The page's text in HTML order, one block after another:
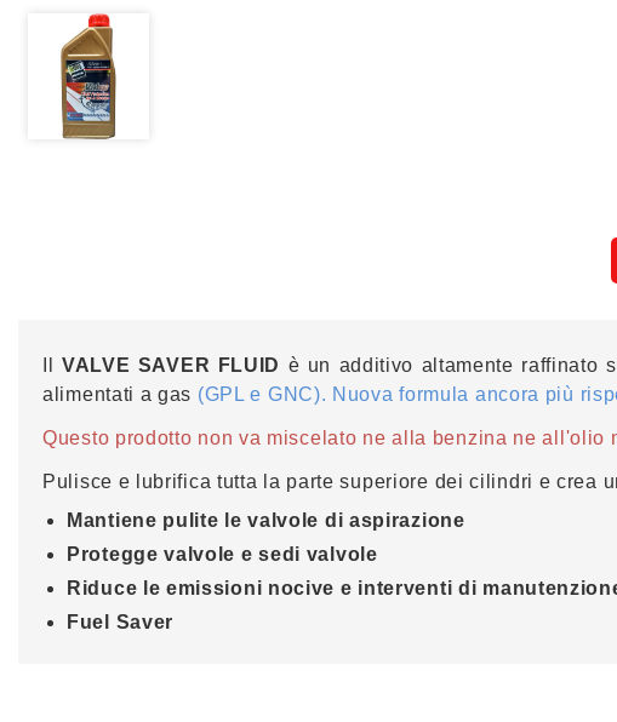
VALVE SAVER FLUID è un additivo altamente raffinato
alimentati a gas (GPL e GNC). Nuova formula ancora più
Questo prodotto non va miscelato ne alla benzina ne
Pulisce e lubrifica tutta la parte superiore dei cilindri e crea
Mantiene pulite le valvole di aspirazione
Protegge valvole e sedi valvole
Riduce le emissioni nocive e interventi di
Fuel Saver